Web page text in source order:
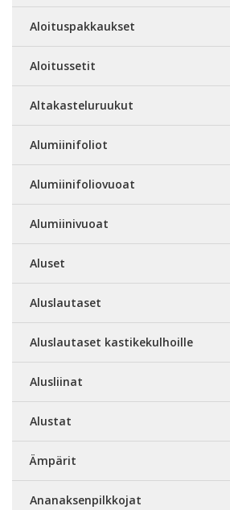
Aloituspakkaukset
Aloitussetit
Altakasteluruukut
Alumiinifoliot
Alumiinifoliovuoat
Alumiinivuoat
Aluset
Aluslautaset
Aluslautaset kastikekulhoille
Alusliinat
Alustat
Ämpärit
Ananaksenpilkkojat